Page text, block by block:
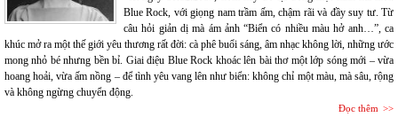
Blue Rock, với giọng nam trầm ấm, chậm rãi và đầy suy tư. Từ
câu hỏi giản dị mà ám ảnh “Biển có nhiều màu hở anh…”, ca
khúc mở ra một thế giới yêu thương rất đời: cà phê buổi sáng, âm nhạc không lời, những ước
mong nhỏ bé nhưng bền bỉ. Giai điệu Blue Rock khoác lên bài thơ một lớp sóng mới – vừa
hoang hoải, vừa ấm nồng – để tình yêu vang lên như biển: không chỉ một màu, mà sâu, rộng
và không ngừng chuyển động.
Đọc thêm